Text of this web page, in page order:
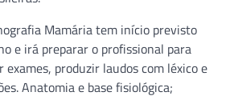
Mamária tem início previsto
e irá preparar o profissional para
produzir laudos com léxico e
Anatomia e base fisiológica;